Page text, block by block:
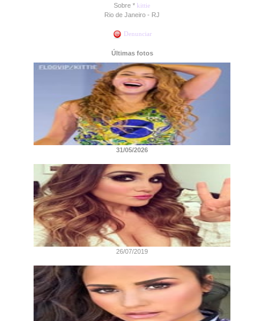
Sobre * kittie
Rio de Janeiro - RJ
Denunciar
Últimas fotos
31/05/2026
26/07/2019